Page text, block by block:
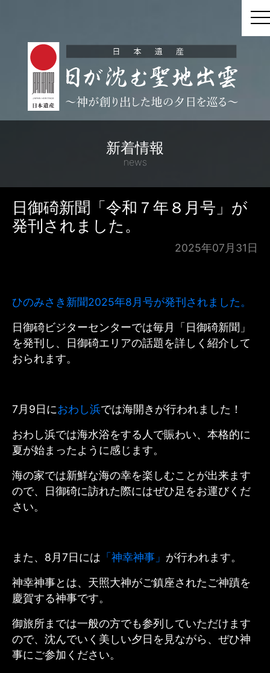
新着情報
news
日御碕新聞「令和７年８月号」が
発刊されました。
2025年07月31日
ひのみさき新聞2025年8月号が発刊されました。
日御碕ビジターセンターでは毎月「日御碕新聞」
を発刊し、日御碕エリアの話題を詳しく紹介して
おられます。
7月9日におわし浜では海開きが行われました！
おわし浜では海水浴をする人で賑わい、本格的に
夏が始まったように感じます。
海の家では新鮮な海の幸を楽しむことが出来ます
ので、日御碕に訪れた際にはぜひ足をお運びくだ
さい。
また、8月7日には 「神幸神事」 が行われます。
神幸神事とは、天照大神がご鎮座されたご神蹟を
慶賀する神事です。
御旅所までは一般の方でも参列していただけます
ので、沈んでいく美しい夕日を見ながら、ぜひ神
事にご参加ください。